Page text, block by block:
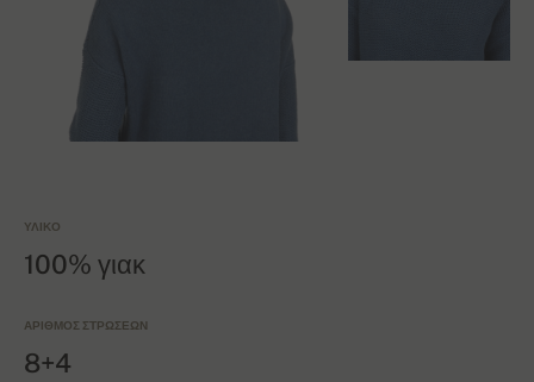
ΥΛΙΚΌ
100% γιακ
ΑΡΙΘΜΌΣ ΣΤΡΏΣΕΩΝ
8+4